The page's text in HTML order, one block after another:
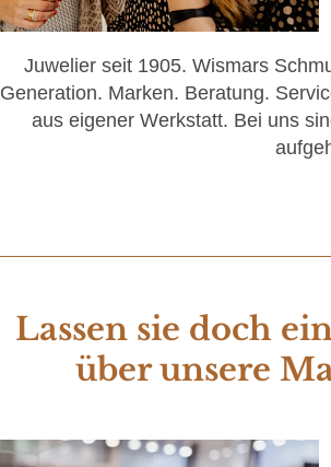
Juwelier seit 1905. Wismars
Generation. Marken. Beratung.
aus eigener Werkstatt. Bei uns
Lassen sie doch
über unsere